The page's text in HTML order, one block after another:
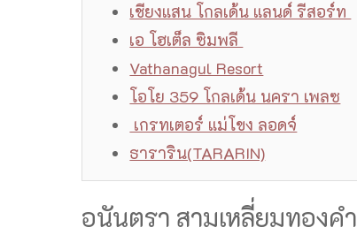
เชียงแสน โกลเด้น แลนด์ รีสอร์ท
เอ โฮเต็ล ซิมพลี
Vathanagul Resort
โอโย 359 โกลเด้น นครา เพลซ
เกรทเตอร์ แม่โขง ลอดจ์
ธาราริน(TARARIN)
อนันตรา สามเหลี่ยมทองคำ